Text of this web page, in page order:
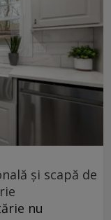
și scapă de
nu